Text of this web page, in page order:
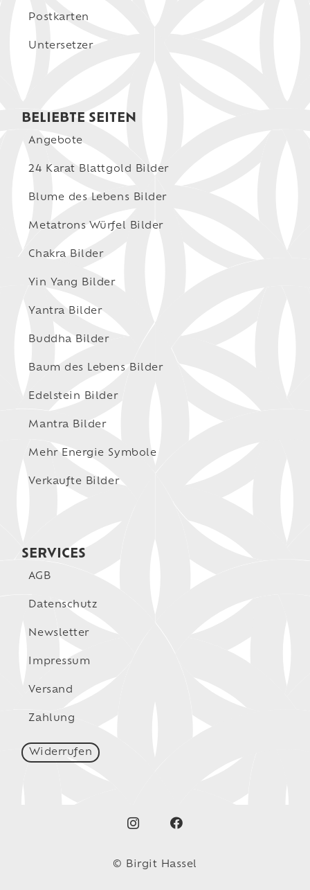
Postkarten
Untersetzer
BELIEBTE SEITEN
Angebote
24 Karat Blattgold Bilder
Blume des Lebens Bilder
Metatrons Würfel Bilder
Chakra Bilder
Yin Yang Bilder
Yantra Bilder
Buddha Bilder
Baum des Lebens Bilder
Edelstein Bilder
Mantra Bilder
Mehr Energie Symbole
Verkaufte Bilder
SERVICES
AGB
Datenschutz
Newsletter
Impressum
Versand
Zahlung
Widerrufen
© Birgit Hassel